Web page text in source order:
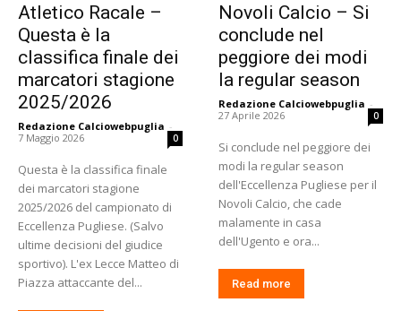
Atletico Racale –
Questa è la
classifica finale dei
marcatori stagione
2025/2026
Redazione Calciowebpuglia -
7 Maggio 2026
0
Questa è la classifica finale
dei marcatori stagione
2025/2026 del campionato di
Eccellenza Pugliese. (Salvo
ultime decisioni del giudice
sportivo). L'ex Lecce Matteo di
Piazza attaccante del...
Novoli Calcio – Si
conclude nel
peggiore dei modi
la regular season
Redazione Calciowebpuglia -
27 Aprile 2026
0
Si conclude nel peggiore dei
modi la regular season
dell'Eccellenza Pugliese per il
Novoli Calcio, che cade
malamente in casa
dell'Ugento e ora...
Read more